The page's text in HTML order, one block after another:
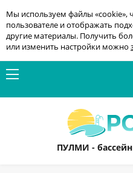
Мы используем файлы «cookie»,
пользователе и отображать
другие материалы. Получить
или изменить настройки можно
ПУЛМИ -